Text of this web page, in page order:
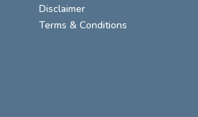
Disclaimer
Terms & Conditions